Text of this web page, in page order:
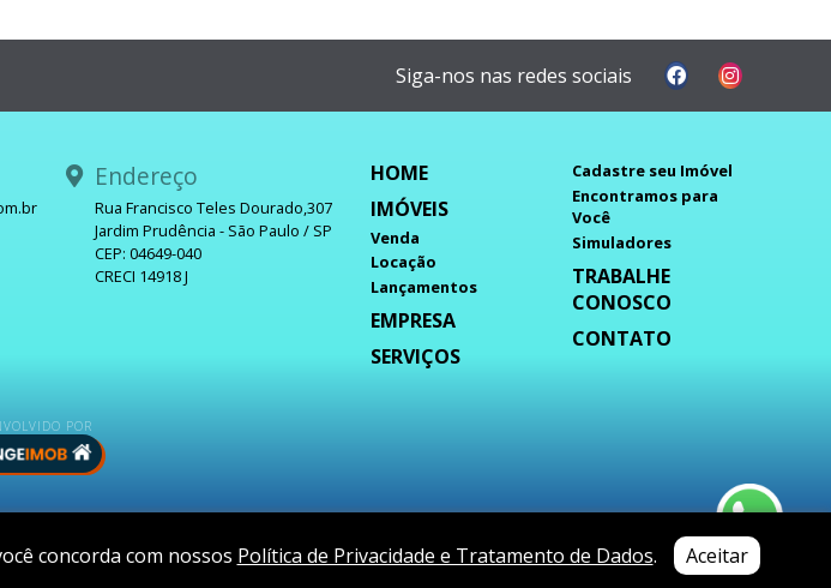
concorda com nossos Política de Privacidade e Tratamento de Dados. Aceitar
Siga-nos nas redes sociais
Endereço
Rua Francisco Teles Dourado,307
Jardim Prudência - São Paulo / SP
CEP: 04649-040
CRECI 14918 J
HOME
IMÓVEIS
Venda
Locação
Lançamentos
EMPRESA
SERVIÇOS
Cadastre seu Imóvel
Encontramos para
Você
Simuladores
TRABALHE
CONOSCO
CONTATO
POR
IMÓVEIS - CRECI 14918 J.